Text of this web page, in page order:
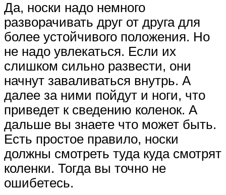
Да, носки надо немного
разворачивать друг от друга для
более устойчивого положения. Но
не надо увлекаться. Если их
слишком сильно развести, они
начнут заваливаться внутрь. А
далее за ними пойдут и ноги, что
приведет к сведению коленок. А
дальше вы знаете что может быть.
Есть простое правило, носки
должны смотреть туда куда смотрят
коленки. Тогда вы точно не
ошибетесь.